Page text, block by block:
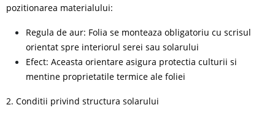
pozitionarea materialului:
Regula de aur: Folia se monteaza obligatoriu cu scrisul
orientat spre interiorul serei sau solarului
Efect: Aceasta orientare asigura protectia culturii si
mentine proprietatile termice ale foliei
2. Conditii privind structura solarului